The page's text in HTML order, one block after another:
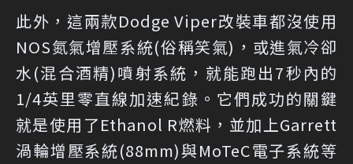
此外，這兩款Dodge Viper改裝車都沒使用
NOS氮氣增壓系統(俗稱笑氣)，或進氣冷卻
水(混合酒精)噴射系統，就能跑出7秒內的
1/4英里零直線加速紀錄。它們成功的關鍵
就是使用了Ethanol R燃料，並加上Garrett
渦輪增壓系統(88mm)與MoTeC電子系統等